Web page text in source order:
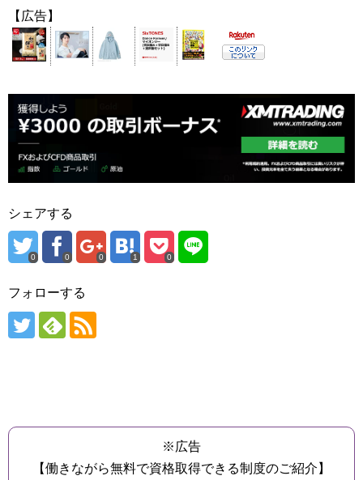
【広告】
シェアする
0 0 0 1 0
フォローする
※広告
【働きながら無料で資格取得できる制度のご紹介】